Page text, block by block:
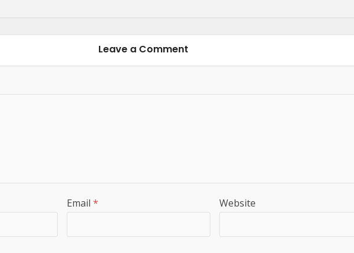
Leave a Comment
Email * Website